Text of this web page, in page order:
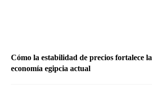
Cómo la estabilidad de precios fortalece la
economía egipcia actual